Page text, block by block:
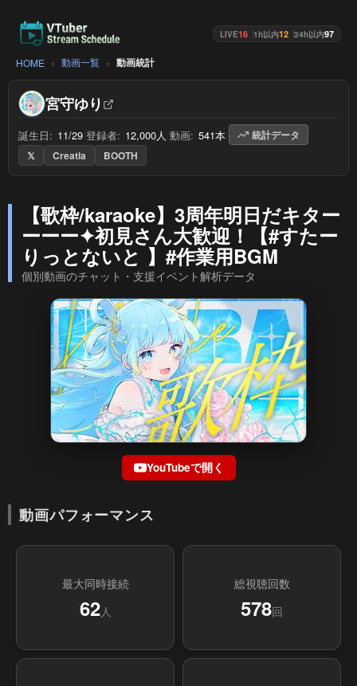
LIVE16 1h以内12 24h以内97
HOME 動画一覧 動画統計
宮守ゆり
誕生日: 11/29 登録者: 12,000人 動画: 541本
統計データ
𝕏
Creatia BOOTH
【歌枠/karaoke】3周年明日だキター
ーーー✦初見さん大歓迎！【#すたー
りっとないと 】#作業用BGM
個別動画のチャット・支援イベント解析データ
YouTubeで開く
動画パフォーマンス
最大同時接続
62人
総視聴回数
578回